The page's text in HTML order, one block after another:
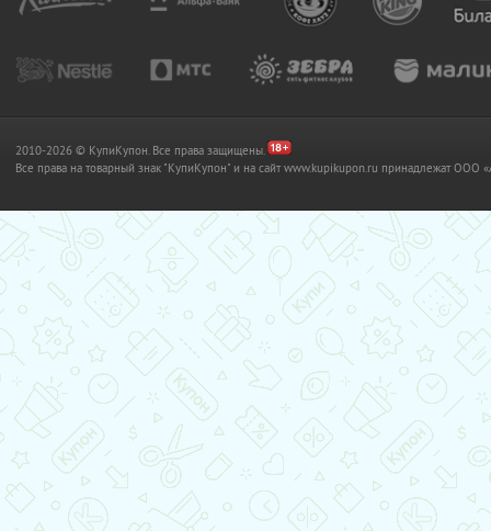
2010-2026 © КупиКупон. Все права защищены.
Все права на товарный знак "КупиКупон" и на сайт www.kupikupon.ru принадлежат